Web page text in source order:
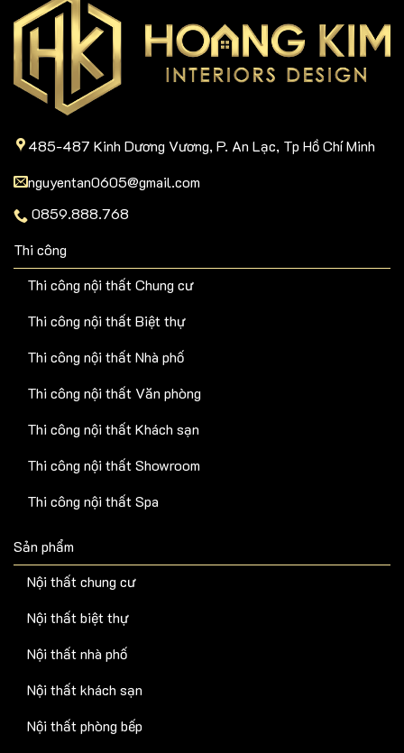
485-487 Kinh Dương Vương, P. An Lạc, Tp Hồ Chí Minh
nguyentan0605@gmail.com
0859.888.768
Thi công
Thi công nội thất Chung cư
Thi công nội thất Biệt thự
Thi công nội thất Nhà phố
Thi công nội thất Văn phòng
Thi công nội thất Khách sạn
Thi công nội thất Showroom
Thi công nội thất Spa
Sản phẩm
Nội thất chung cư
Nội thất biệt thự
Nội thất nhà phố
Nội thất khách sạn
Nội thất phòng bếp